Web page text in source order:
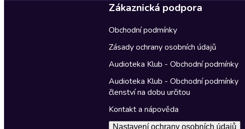
Zákaznická podpora
Obchodní podmínky
Zásady ochrany osobních údajů
Audioteka Klub - Obchodní podmínky
Audioteka Klub - Obchodní podmínky
členství na dobu určitou
Kontakt a nápověda
Nastavení ochrany osobních údajů